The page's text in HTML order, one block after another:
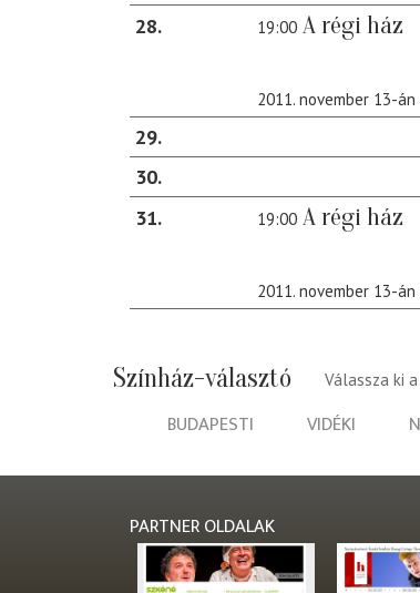
28
19:00 A régi ház
2011. november 13-
29
30
31
19:00 A régi ház
2011. november 13-
Színház-választó Válassza ki
BUDAPESTI VIDÉKI
PARTNER OLDALAK